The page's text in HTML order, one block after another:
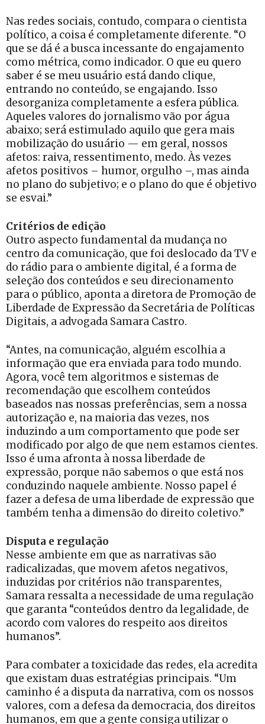
Nas redes sociais, contudo, compara o cientista
político, a coisa é completamente diferente. “O
que se dá é a busca incessante do engajamento
como métrica, como indicador. O que eu quero
saber é se meu usuário está dando clique,
entrando no conteúdo, se engajando. Isso
desorganiza completamente a esfera pública.
Aqueles valores do jornalismo vão por água
abaixo; será estimulado aquilo que gera mais
mobilização do usuário — em geral, nossos
afetos: raiva, ressentimento, medo. Às vezes
afetos positivos – humor, orgulho –, mas ainda
no plano do subjetivo; e o plano do que é objetivo
se esvai.”
Critérios de edição
Outro aspecto fundamental da mudança no
centro da comunicação, que foi deslocado da TV e
do rádio para o ambiente digital, é a forma de
seleção dos conteúdos e seu direcionamento
para o público, aponta a diretora de Promoção de
Liberdade de Expressão da Secretária de Políticas
Digitais, a advogada Samara Castro.
“Antes, na comunicação, alguém escolhia a
informação que era enviada para todo mundo.
Agora, você tem algoritmos e sistemas de
recomendação que escolhem conteúdos
baseados nas nossas preferências, sem a nossa
autorização e, na maioria das vezes, nos
induzindo a um comportamento que pode ser
modificado por algo de que nem estamos cientes.
Isso é uma afronta à nossa liberdade de
expressão, porque não sabemos o que está nos
conduzindo naquele ambiente. Nosso papel é
fazer a defesa de uma liberdade de expressão que
também tenha a dimensão do direito coletivo.”
Disputa e regulação
Nesse ambiente em que as narrativas são
radicalizadas, que movem afetos negativos,
induzidas por critérios não transparentes,
Samara ressalta a necessidade de uma regulação
que garanta “conteúdos dentro da legalidade, de
acordo com valores do respeito aos direitos
humanos”.
Para combater a toxicidade das redes, ela acredita
que existam duas estratégias principais. “Um
caminho é a disputa da narrativa, com os nossos
valores, com a defesa da democracia, dos direitos
humanos, em que a gente consiga utilizar o